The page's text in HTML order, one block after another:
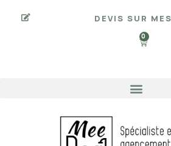
DEVIS SUR
0